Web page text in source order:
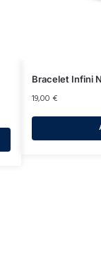
Bracelet Infini
19,00 €